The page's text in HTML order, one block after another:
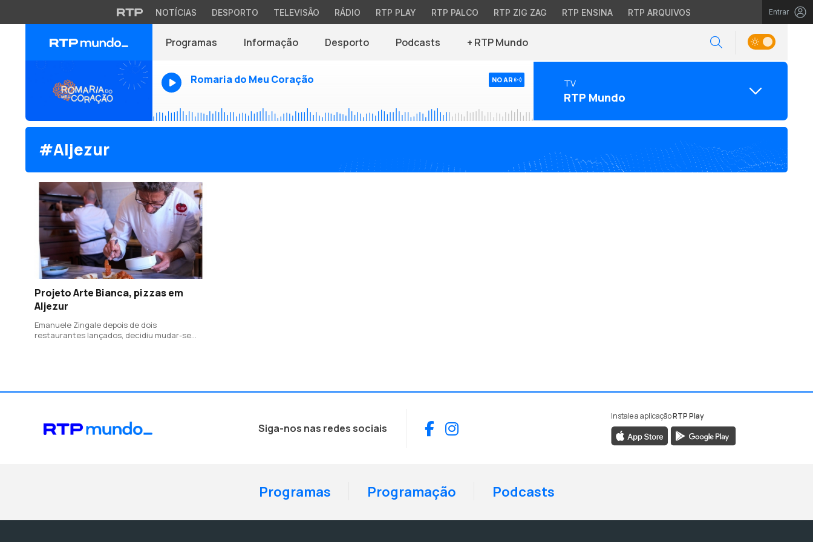
NOTÍCIAS DESPORTO TELEVISÃO RÁDIO RTP PLAY RTP PALCO RTP ZIG ZAG RTP ENSINA RTP ARQUIVOS Entrar
Programas Informação Desporto Podcasts + RTP Mundo
Romaria do Meu Coração NO AR TV
RTP Mundo
#Aljezur
Projeto Arte Bianca, pizzas em
Aljezur
Emanuele Zingale depois de dois
restaurantes lançados, decidiu mudar-se
Siga-nos nas redes sociais Facebook
Instagram
Instale a aplicaçãoRTP Play
Programas Programação Podcasts